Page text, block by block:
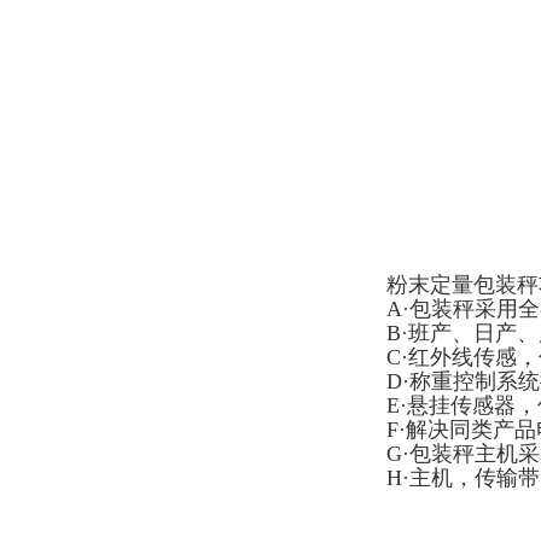
粉末定量包装
A·包装秤采用
B·班产、日产
C·红外线传感
D·称重控制系
E·悬挂传感器
F·解决同类产
G·包装秤主机
H·主机，传输